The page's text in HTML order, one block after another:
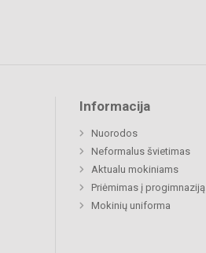
Informacija
Nuorodos
Neformalus švietimas
Aktualu mokiniams
Priėmimas į progimnaziją
Mokinių uniforma